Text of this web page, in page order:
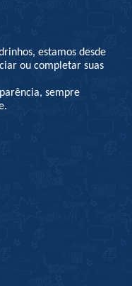
estamos desde
ou completar suas
sempre